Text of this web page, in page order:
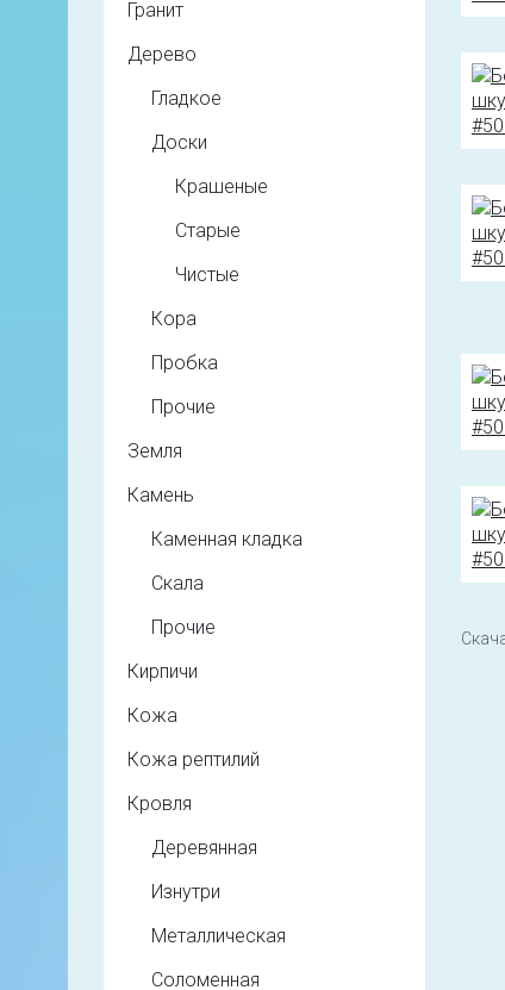
Гранит
Дерево
Гладкое
Доски
Крашеные
Старые
Чистые
Кора
Пробка
Прочие
Земля
Камень
Каменная кладка
Скала
Прочие
Кирпичи
Кожа
Кожа рептилий
Кровля
Деревянная
Изнутри
Металлическая
Соломенная